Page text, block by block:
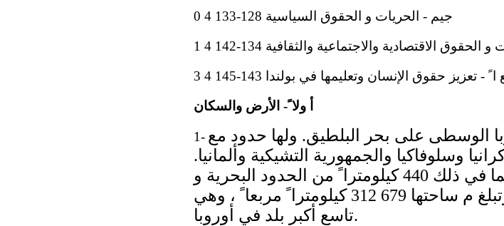
جيم - الحريات و الحقوق السياسية 128-133 4 0
الاقتصادية والاجتماعية والثقافية 134-142 4 1
- تعزيز حقوق الإنسان وتعليمها في بولندا 143-145 4 3
أ ولا ً- الأرض والسكان
1- الوسطى على بحر البلطيق. ولها حدود مع
وسلوفاكيا والجمهورية التشيكية وألمانيا.
ويبلغ طول حدود ها 511 3 كيلومترا ً ، بما في ذلك 440 كيلومترا ً من الحدود البحرية و
295 1 كيلومترا ً من الحدود النهرية. وتبلغ م ساحتها 679 312 كيلومترا ً مربعا ً ، وهي
تاسع أكبر بلد في أوروبا.